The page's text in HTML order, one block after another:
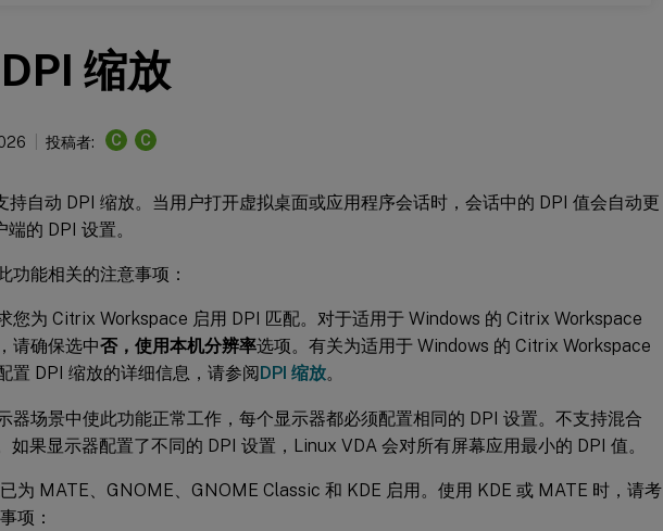
缩放
投稿者: C C
持自动 DPI 缩放。当用户打开虚拟桌面或应用程序会话时，会话中的 DPI 值会自动更
的 DPI 设置。
功能相关的注意事项：
您为 Citrix Workspace 启用 DPI 匹配。对于适用于 Windows 的 Citrix Workspace
请确保选中否，使用本机分辨率选项。有关为适用于 Windows 的 Citrix Workspace
置 DPI 缩放的详细信息，请参阅DPI 缩放。
器场景中使此功能正常工作，每个显示器都必须配置相同的 DPI 设置。不支持混合
如果显示器配置了不同的 DPI 设置，Linux VDA 会对所有屏幕应用最小的 DPI 值。
为 MATE、GNOME、GNOME Classic 和 KDE 启用。使用 KDE 或 MATE 时，请考
项：